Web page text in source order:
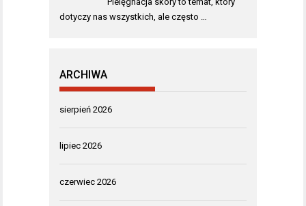
dotyczy nas wszystkich, ale często …
ARCHIWA
sierpień 2026
lipiec 2026
czerwiec 2026